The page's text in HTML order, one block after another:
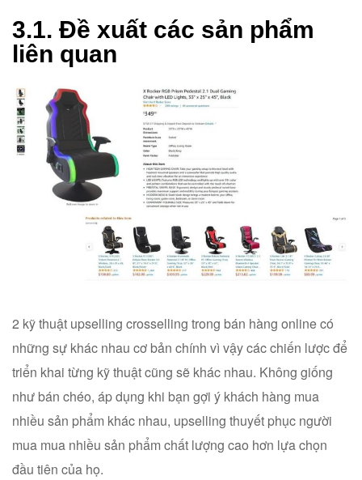
3.1. Đề xuất các sản phẩm
liên quan
2 kỹ thuật upselling crosselling trong bán hàng online có
những sự khác nhau cơ bản chính vì vậy các chiến lược để
triển khai từng kỹ thuật cũng sẽ khác nhau. Không giống
như bán chéo, áp dụng khi bạn gợi ý khách hàng mua
nhiều sản phẩm khác nhau, upselling thuyết phục người
mua mua nhiều sản phẩm chất lượng cao hơn lựa chọn
đầu tiên của họ.